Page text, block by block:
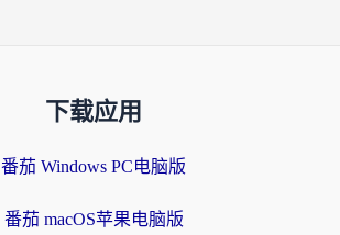
下载应用
番茄 Windows PC电脑版
番茄 macOS苹果电脑版